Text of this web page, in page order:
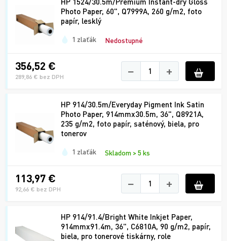
Photo Paper, 60", Q7999A, 260 g/m2, foto
papír, lesklý
1 zlaťák Nedostupné
356,52 €
289,86 € bez DPH − +
HP 914/30.5m/Everyday Pigment Ink Satin
Photo Paper, 914mmx30.5m, 36", Q8921A,
235 g/m2, foto papír, saténový, biela, pro
tonerov
1 zlaťák Skladom > 5 ks
113,97 €
92,66 € bez DPH − +
HP 914/91.4/Bright White Inkjet Paper,
914mmx91.4m, 36", C6810A, 90 g/m2, papír,
biela, pro tonerové tiskárny, role